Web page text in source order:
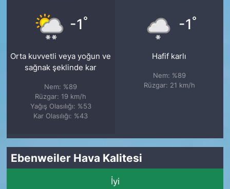
-1°
Orta kuvvetli veya yoğun ve
sağnak şeklinde kar
Nem: %89
Rüzgar: 19 km/h
Yağış Olasılığı: %53
Kar Olasılığı: %43
-1°
Hafif karlı
Nem: %89
Rüzgar: 21 km/h
Ebenweiler Hava Kalitesi
İyi